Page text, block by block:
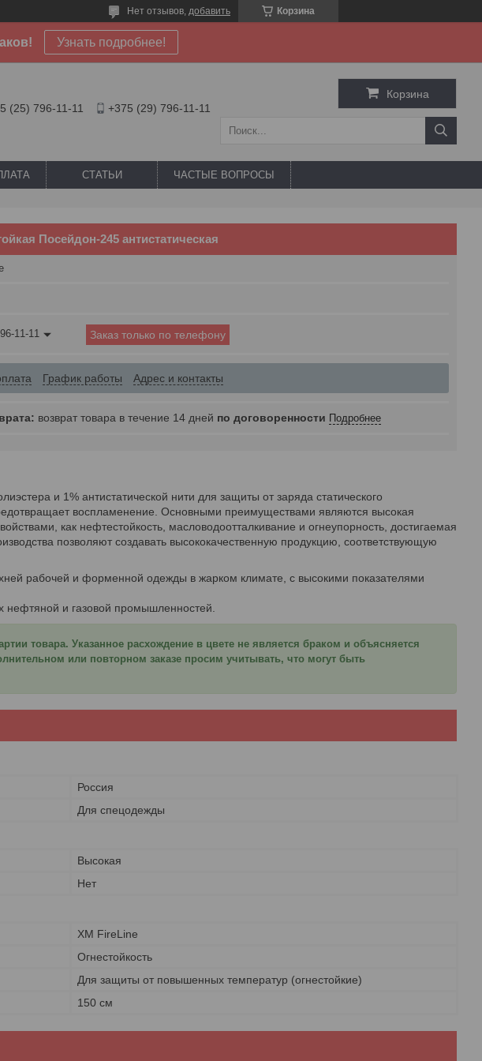
Корзина
Нет отзывов, добавить
Узнать подробнее!
(25) 796-11-11 +375 (29) 796-11-11
Корзина
СТАТЬИ ЧАСТЫЕ ВОПРОСЫ
Посейдон-245 антистатическая
11-11 Заказ только по телефону
График работы Адрес и контакты
возврат товара в течение 14 дней по договоренности Подробнее
и 1% антистатической нити для защиты от заряда статического
воспламенение. Основными преимуществами являются высокая
как нефтестойкость, масловодоотталкивание и огнеупорность, достигаемая
позволяют создавать высококачественную продукцию, соответствующую
рабочей и форменной одежды в жарком климате, с высокими показателями
нефтяной и газовой промышленностей.
товара. Указанное расхождение в цвете не является браком и объясняется
или повторном заказе просим учитывать, что могут быть
Россия
Для спецодежды
Высокая
Нет
XM FireLine
Огнестойкость
Для защиты от повышенных температур (огнестойкие)
150 см